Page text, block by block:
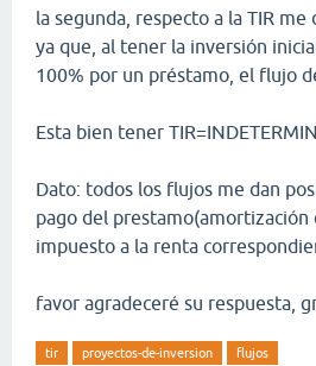
la segunda, respecto a la TIR me
ya que, al tener la inversión
100% por un préstamo, el flujo
Esta bien tener
Dato: todos los flujos me dan
pago del prestamo(amortización
impuesto a la renta
favor agradeceré su respuesta,
tir proyectos-de-inversion flujos